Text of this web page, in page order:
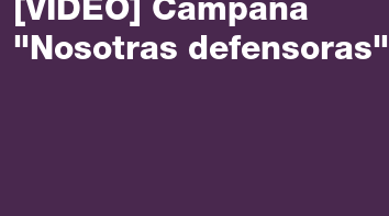
[VIDEO] Campaña
"Nosotras defensoras"